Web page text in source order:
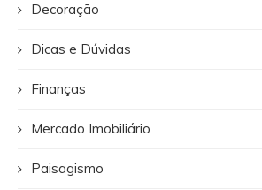
Decoração
Dicas e Dúvidas
Finanças
Mercado Imobiliário
Paisagismo